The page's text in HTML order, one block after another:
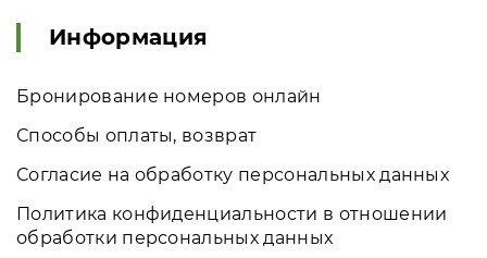
Информация
Бронирование номеров онлайн
Способы оплаты, возврат
Согласие на обработку персональных данных
Политика конфиденциальности в отношении
обработки персональных данных